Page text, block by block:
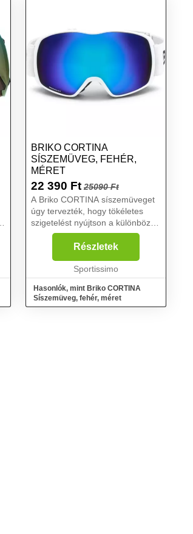
BRIKO CORTINA
SÍSZEMÜVEG, FEHÉR,
MÉRET
22 390 Ft 25090 Ft
A Briko CORTINA síszemüveget
úgy tervezték, hogy tökéletes
szigetelést nyújtson a különböző
időjárási viszonyoktól és
kényelmet minden használat
során. Ez a szemüveg innovatív
dupla lencse technológiá...
Részletek
Sportissimo
Hasonlók, mint Briko CORTINA
Síszemüveg, fehér, méret